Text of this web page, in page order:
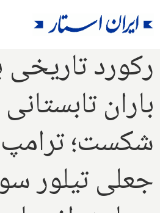
رکورد
باران
شکست؛
جعلی تیلور